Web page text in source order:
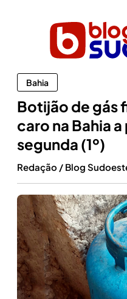
Bahia
Botijão de gás
caro na Bahia
segunda (1º)
Redação / Blog